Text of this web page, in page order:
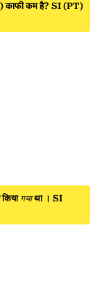
काफी कम है? SI (PT)
किया गयाथा । SI